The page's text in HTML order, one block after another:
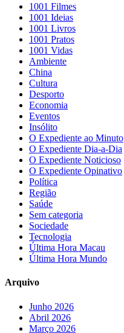
1001 Filmes
1001 Ideias
1001 Livros
1001 Pratos
1001 Vidas
Ambiente
China
Cultura
Desporto
Economia
Eventos
Insólito
O Expediente ao Minuto
O Expediente Dia-a-Dia
O Expediente Noticioso
O Expediente Opinativo
Política
Região
Saúde
Sem categoria
Sociedade
Tecnologia
Última Hora Macau
Última Hora Mundo
Arquivo
Junho 2026
Abril 2026
Março 2026